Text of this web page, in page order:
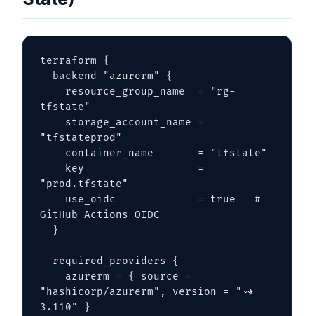
terraform {
tfstate"
"tfstateprod"
"prod.tfstate"
GitHub Actions OIDC
"hashicorp/azurerm", version = "~>
3.110" }